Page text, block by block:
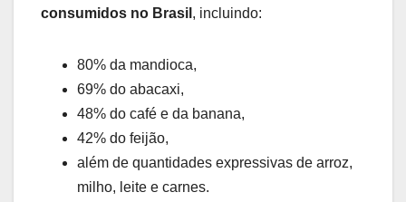
consumidos no Brasil , incluindo:
80% da mandioca,
69% do abacaxi,
48% do café e da banana,
42% do feijão,
além de quantidades expressivas de arroz,
milho, leite e carnes.